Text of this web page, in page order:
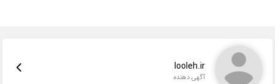
looleh.ir
آگهی دهنده